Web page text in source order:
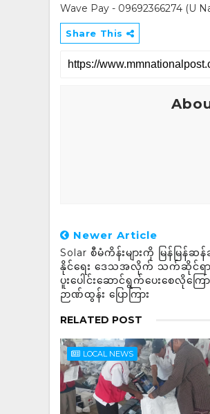
Wave Pay - 09692366274 (U
Share This
Newer Article
Solar စီမံကိန်းများကို မြန်မြ
နိုင်ရေး ဒေသအလိုက် သက်ဆိုင်ရာဌာ
ပူးပေါင်းဆောင်ရွက်ပေးစေလိုကြေ
ဉာဏ်ထွန်း ပြောကြား
RELATED POST
LOCAL NEWS